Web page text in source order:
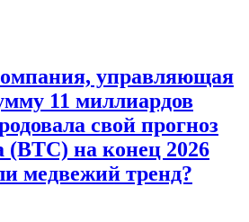
управляющая
11 миллиардов
свой прогноз
на конец 2026
медвежий тренд?